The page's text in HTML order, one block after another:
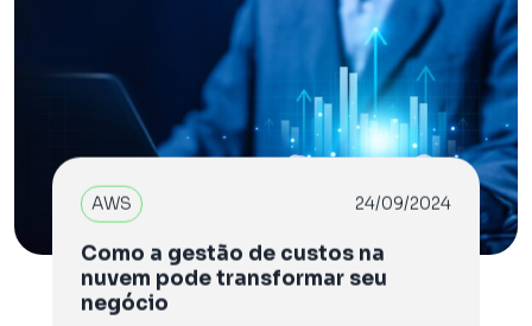
AWS 24/09/2024
Como a gestão de custos na
nuvem pode transformar seu
negócio